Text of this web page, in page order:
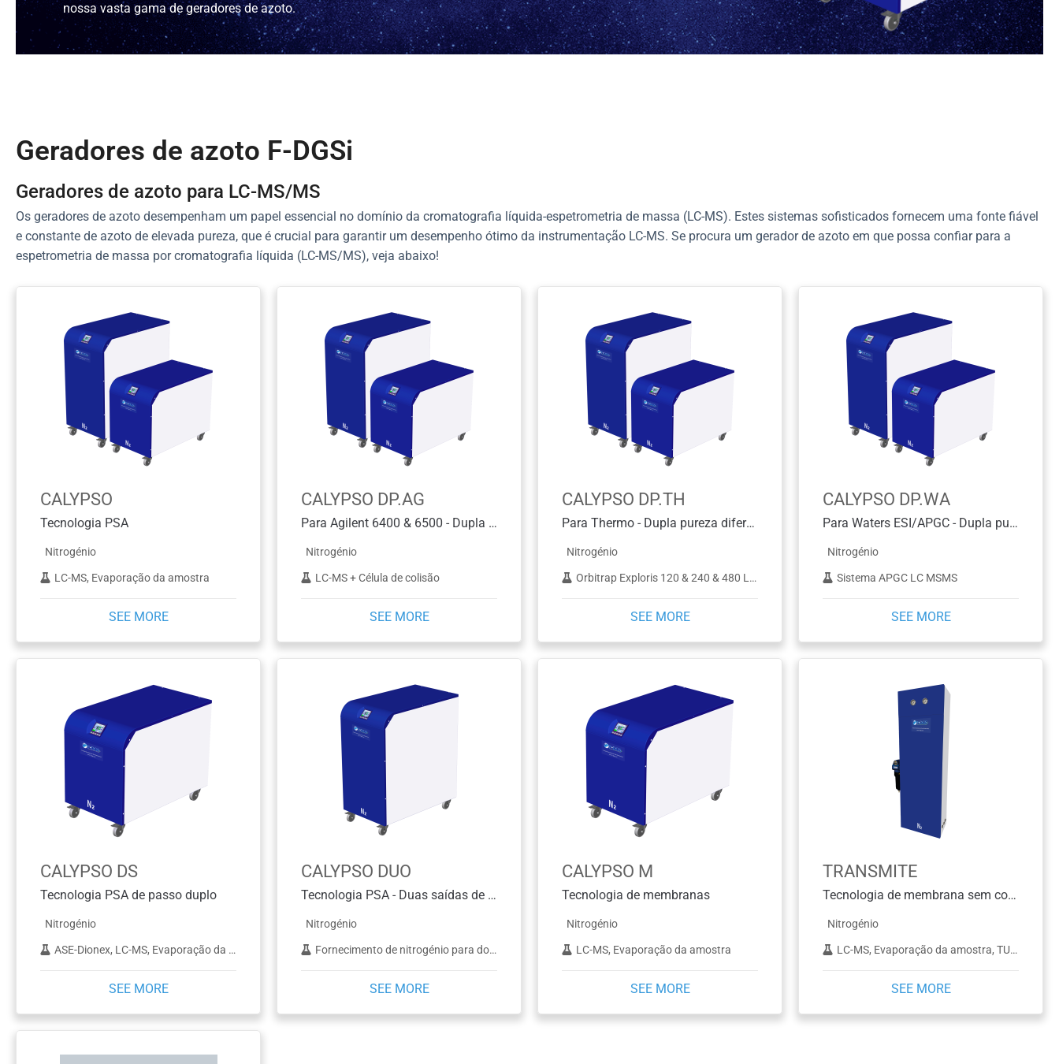
nossa vasta gama de geradores de azoto.
Geradores de azoto F-DGSi
Geradores de azoto para LC-MS/MS
Os geradores de azoto desempenham um papel essencial no domínio da cromatografia líquida-espetrometria de massa (LC-MS). Estes sistemas sofisticados fornecem uma fonte fiável
e constante de azoto de elevada pureza, que é crucial para garantir um desempenho ótimo da instrumentação LC-MS. Se procura um gerador de azoto em que possa confiar para a
espetrometria de massa por cromatografia líquida (LC-MS/MS), veja abaixo!
CALYPSO
Tecnologia PSA
Nitrogénio
LC-MS, Evaporação da amostra
SEE MORE
CALYPSO DP.AG
Para Agilent 6400 & 6500 - Dupla pureza diferente
Nitrogénio
LC-MS + Célula de colisão
SEE MORE
CALYPSO DP.TH
Para Thermo - Dupla pureza diferente
Nitrogénio
Orbitrap Exploris 120 & 240 & 480 LC-MS
SEE MORE
CALYPSO DP.WA
Para Waters ESI/APGC - Dupla pureza diferente
Nitrogénio
Sistema APGC LC MSMS
SEE MORE
CALYPSO DS
Tecnologia PSA de passo duplo
Nitrogénio
ASE-Dionex, LC-MS, Evaporação da amostra
SEE MORE
CALYPSO DUO
Tecnologia PSA - Duas saídas de azoto
Nitrogénio
Fornecimento de nitrogénio para dois instrumentos LCMS
SEE MORE
CALYPSO M
Tecnologia de membranas
Nitrogénio
LC-MS, Evaporação da amostra
SEE MORE
TRANSMITE
Tecnologia de membrana sem compressor
Nitrogénio
LC-MS, Evaporação da amostra, TURBOVAP
SEE MORE